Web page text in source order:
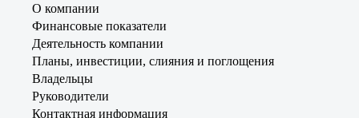
О компании
Финансовые показатели
Деятельность компании
Планы, инвестиции, слияния и поглощения
Владельцы
Руководители
Контактная информация